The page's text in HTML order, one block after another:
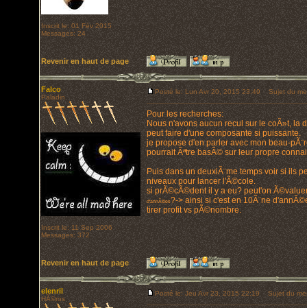
Inscrit le: 01 Fév 2015
Messages: 24
Revenir en haut de page
Falco
Paladin
Inscrit le: 11 Sep 2006
Messages: 372
Posté le: Lun Avr 20, 2015 23:49 Sujet du
Pour les recherches:
Nous n'avons aucun recul sur le coÃ»t, la
peut faire d'une composante si puissante.
je propose d'en parler avec mon beau-
pourrait Ãªtre basÃ© sur leur propre
Puis dans un deuxiÃ¨me temps voir si ils
niveaux pour lancer l'Ã©cole.
si prÃ©cÃ©dent il y a eu? peut'on
d'annÃ©es?-> ainsi si c'est en 10Ã¨ne
tirer profit vs pÃ©nombre.
Revenir en haut de page
elenril
HÃ©ros
Posté le: Jeu Avr 23, 2015 22:19 Sujet du